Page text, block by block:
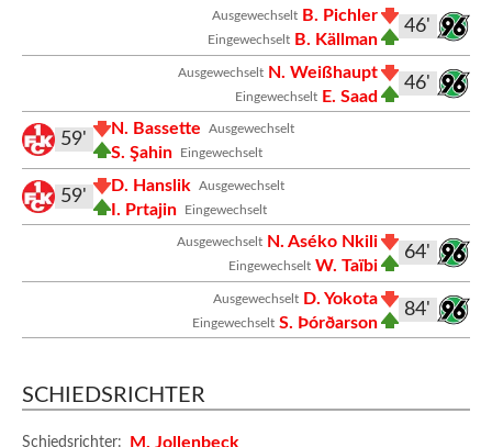
46'
Ausgewechselt B. Pichler
Eingewechselt B. Källman
46'
Ausgewechselt N. Weißhaupt
Eingewechselt E. Saad
Ausgewechselt
N. Bassette
Eingewechselt
S. Şahin
59'
Ausgewechselt
D. Hanslik
Eingewechselt
I. Prtajin
59'
64'
Ausgewechselt N. Aséko Nkili
Eingewechselt W. Taïbi
84'
Ausgewechselt D. Yokota
Eingewechselt S. Þórðarson
SCHIEDSRICHTER
Schiedsrichter: M. Jollenbeck